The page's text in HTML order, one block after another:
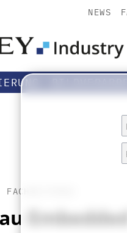
NEWS
FACHBEITRÄGE